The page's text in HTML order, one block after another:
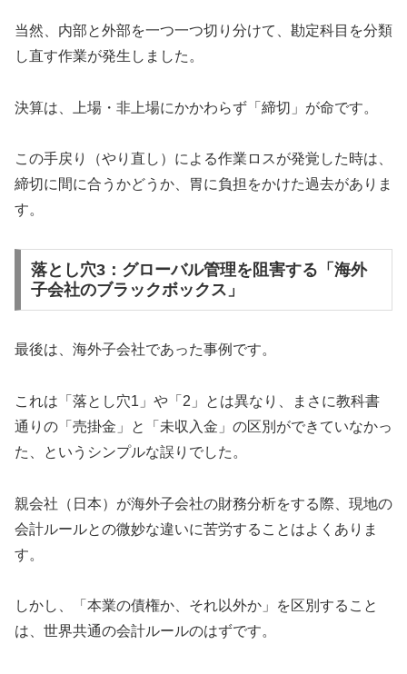
当然、内部と外部を一つ一つ切り分けて、勘定科目を分類
し直す作業が発生しました。
決算は、上場・非上場にかかわらず「締切」が命です。
この手戻り（やり直し）による作業ロスが発覚した時は、
締切に間に合うかどうか、胃に負担をかけた過去がありま
す。
落とし穴3：グローバル管理を阻害する「海外
子会社のブラックボックス」
最後は、海外子会社であった事例です。
これは「落とし穴1」や「2」とは異なり、まさに教科書
通りの「売掛金」と「未収入金」の区別ができていなかっ
た、というシンプルな誤りでした。
親会社（日本）が海外子会社の財務分析をする際、現地の
会計ルールとの微妙な違いに苦労することはよくありま
す。
しかし、「本業の債権か、それ以外か」を区別すること
は、世界共通の会計ルールのはずです。